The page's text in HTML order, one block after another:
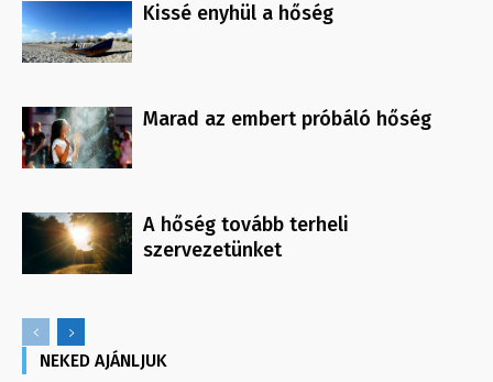
Kissé enyhül a hőség
Marad az embert próbáló hőség
A hőség tovább terheli
szervezetünket
NEKED AJÁNLJUK